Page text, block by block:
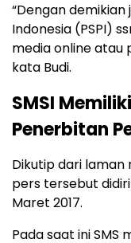
“Dengan demikian
Indonesia (PSPI)
media online atau
kata Budi.
SMSI
Penerbitan
Dikutip dari laman
pers tersebut
Maret 2017.
Pada saat ini SMS